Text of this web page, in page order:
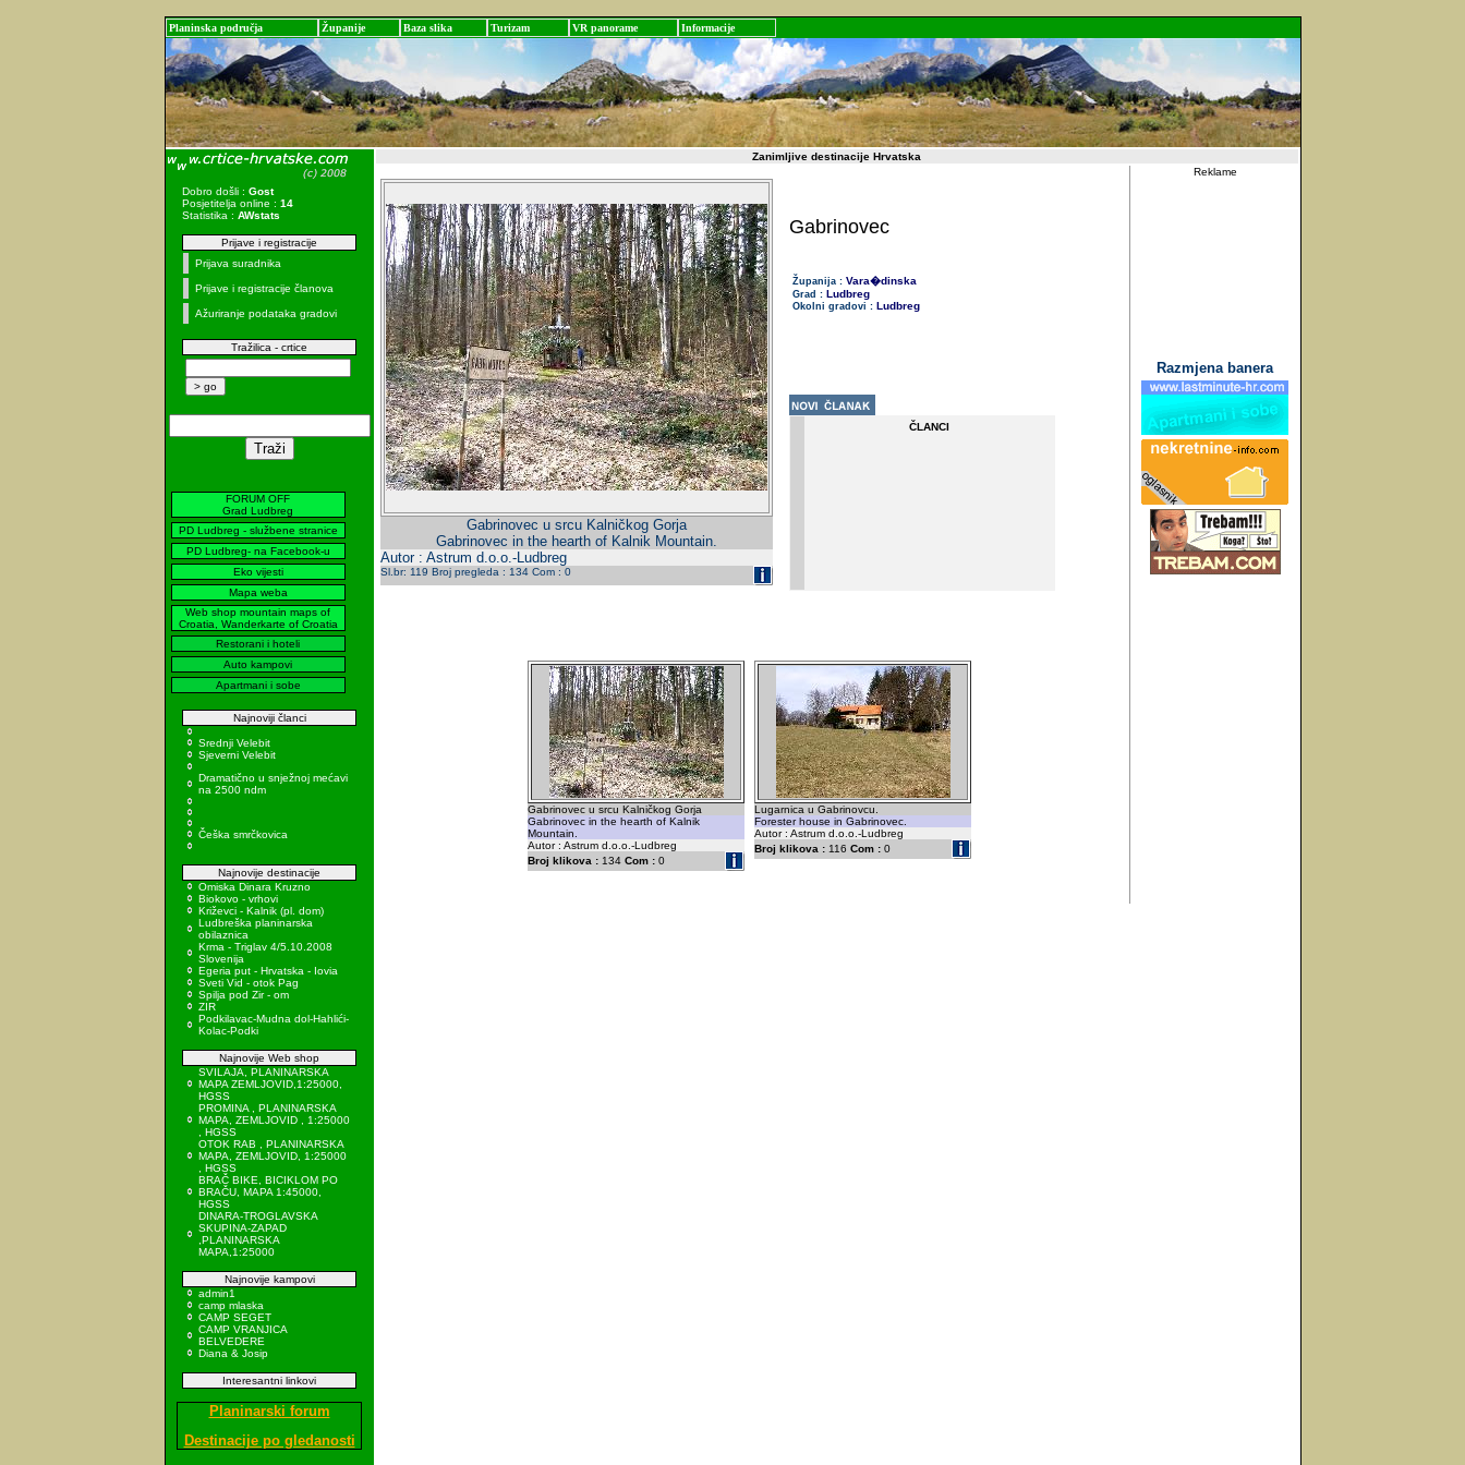
Planinska područja Županije Baza slika Turizam VR panorame Informacije
Dobro došli : Gost
Posjetitelja online : 14
Statistika : AWstats
Prijave i registracije
Prijava suradnika
Prijave i registracije članova
Ažuriranje podataka gradovi
Tražilica - crtice
FORUM OFF
Grad Ludbreg
PD Ludbreg - službene stranice
PD Ludbreg- na Facebook-u
Eko vijesti
Mapa weba
Web shop mountain maps of
Croatia, Wanderkarte of Croatia
Restorani i hoteli
Auto kampovi
Apartmani i sobe
Najnoviji članci
Srednji Velebit
Sjeverni Velebit
Dramatično u snježnoj mećavi
na 2500 ndm
Češka smrčkovica
Najnovije destinacije
Omiska Dinara Kruzno
Biokovo - vrhovi
Križevci - Kalnik (pl. dom)
Ludbreška planinarska
obilaznica
Krma - Triglav 4/5.10.2008
Slovenija
Egeria put - Hrvatska - Iovia
Sveti Vid - otok Pag
Spilja pod Zir - om
ZIR
Podkilavac-Mudna dol-Hahlići-
Kolac-Podki
Najnovije Web shop
SVILAJA, PLANINARSKA
MAPA ZEMLJOVID,1:25000,
HGSS
PROMINA , PLANINARSKA
MAPA, ZEMLJOVID , 1:25000
, HGSS
OTOK RAB , PLANINARSKA
MAPA, ZEMLJOVID, 1:25000
, HGSS
BRAČ BIKE, BICIKLOM PO
BRAČU, MAPA 1:45000,
HGSS
DINARA-TROGLAVSKA
SKUPINA-ZAPAD
,PLANINARSKA
MAPA,1:25000
Najnovije kampovi
admin1
camp mlaska
CAMP SEGET
CAMP VRANJICA
BELVEDERE
Diana & Josip
Interesantni linkovi
Planinarski forum
Destinacije po gledanosti
Zanimljive destinacije Hrvatska
Gabrinovec u srcu Kalničkog Gorja
Gabrinovec in the hearth of Kalnik Mountain.
Autor : Astrum d.o.o.-Ludbreg
Sl.br: 119 Broj pregleda : 134 Com : 0
Gabrinovec
Županija : Vara�dinska
Grad : Ludbreg
Okolni gradovi : Ludbreg
ČLANCI
Gabrinovec u srcu Kalničkog Gorja
Gabrinovec in the hearth of Kalnik
Mountain.
Autor : Astrum d.o.o.-Ludbreg
Broj klikova : 134 Com : 0
Lugarnica u Gabrinovcu.
Forester house in Gabrinovec.
Autor : Astrum d.o.o.-Ludbreg
Broj klikova : 116 Com : 0
Reklame
Razmjena banera